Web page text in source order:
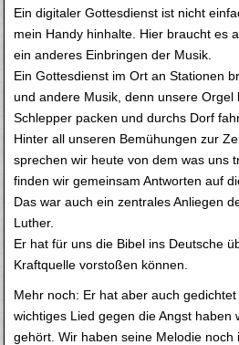
Ein digitaler Gottesdienst ist nicht
mein Handy hinhalte. Hier braucht es
ein anderes Einbringen der Musik.
Ein Gottesdienst im Ort an Stationen
und andere Musik, denn unsere Orgel
Schlepper packen und durchs Dorf
Hinter all unseren Bemühungen zur
sprechen wir heute von dem was uns
finden wir gemeinsam Antworten auf
Das war auch ein zentrales Anliegen
Luther.
Er hat für uns die Bibel ins Deutsche
Kraftquelle vorstoßen können.
Mehr noch: Er hat aber auch
wichtiges Lied gegen die Angst haben
gehört. Wir haben seine Melodie noch